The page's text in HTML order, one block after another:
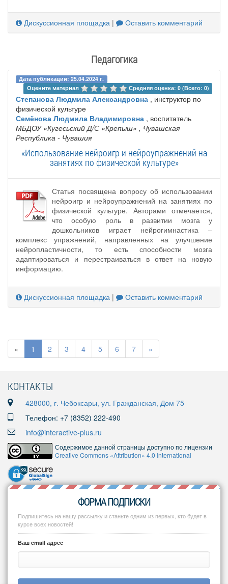
Дискуссионная площадка | Оставить комментарий
Педагогика
Дата публикации: 25.04.2024 г.
Оцените материал
Средняя оценка: 0 (Всего: 0)
Степанова Людмила Александровна , инструктор по
физической культуре
Семёнова Людмила Владимировна , воспитатель
МБДОУ «Кугесьский Д/С «Крепыш» , Чувашская
Республика - Чувашия
«Использование нейроигр и нейроупражнений на
занятиях по физической культуре»
Статья посвящена вопросу об использовании
нейроигр и нейроупражнений на занятиях по
физической культуре. Авторами отмечается,
что особую роль в развитии мозга у
дошкольников играет нейрогимнастика –
комплекс упражнений, направленных на улучшение
нейропластичности, то есть способности мозга
адаптироваться и перестраиваться в ответ на новую
информацию.
Дискуссионная площадка | Оставить комментарий
« 1 2 3 4 5 6 7 »
КОНТАКТЫ
428000, г. Чебоксары, ул. Гражданская, Дом 75
Телефон: +7 (8352) 222-490
info@interactive-plus.ru
Содержимое данной страницы доступно по лицензии
Creative Commons «Attribution» 4.0 International
ФОРМА ПОДПИСКИ
Подпишитесь на нашу рассылку и станьте одним из первых, кто будет в
курсе всех новостей!
Ваш email адрес